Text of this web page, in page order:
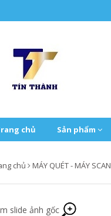
chủ Sản phẩm
chủ MÁY QUÉT - MÁY SCAN
slide ảnh gốc